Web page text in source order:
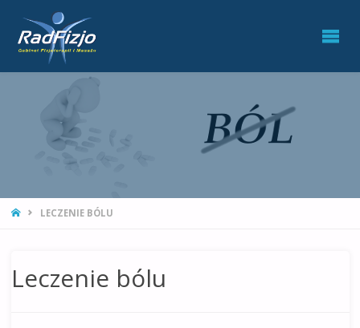
I MASAŻU
STRONA
LECZENIE BÓLU
Leczenie bólu